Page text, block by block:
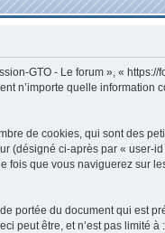
GTO - Le forum », « https://
n’importe quelle information
de cookies, qui sont des
(désigné ci-après par « user-
fois que vous naviguerez sur
portée du document qui est
peut être, et n’est pas limité à